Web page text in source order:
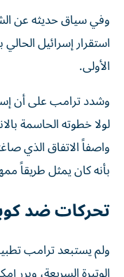
وفي سياق حديثه عن
استقرار إسرائيل الحالي
الأولى.
وشدد ترامب على أن
لولا خطوته الحاسمة
واصفاً الاتفاق الذي
بأنه كان يمثل طريقاً
تحركات ضد
ولم يستبعد ترامب